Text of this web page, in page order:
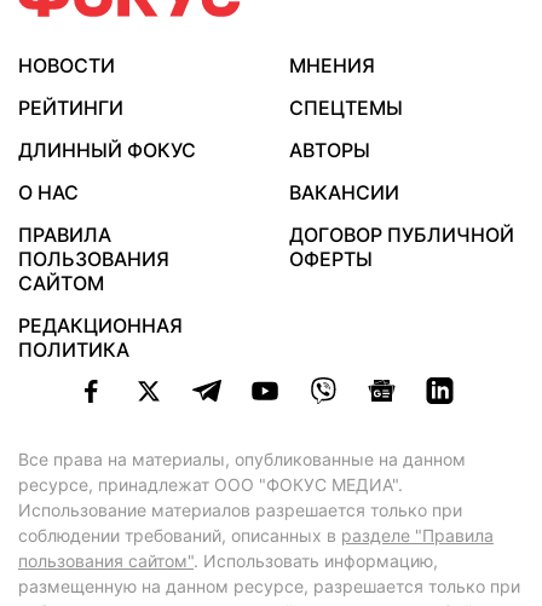
НОВОСТИ
МНЕНИЯ
РЕЙТИНГИ
СПЕЦТЕМЫ
ДЛИННЫЙ ФОКУС
АВТОРЫ
О НАС
ВАКАНСИИ
ПРАВИЛА
ПОЛЬЗОВАНИЯ
САЙТОМ
ДОГОВОР ПУБЛИЧНОЙ
ОФЕРТЫ
РЕДАКЦИОННАЯ
ПОЛИТИКА
Все права на материалы, опубликованные на данном
ресурсе, принадлежат ООО "ФОКУС МЕДИА".
Использование материалов разрешается только при
соблюдении требований, описанных в разделе "Правила
пользования сайтом". Использовать информацию,
размещенную на данном ресурсе, разрешается только при